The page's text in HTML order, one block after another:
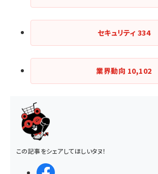
セキュリティ 334
業界動向 10,102
この記事をシェアしてほしいタヌ！